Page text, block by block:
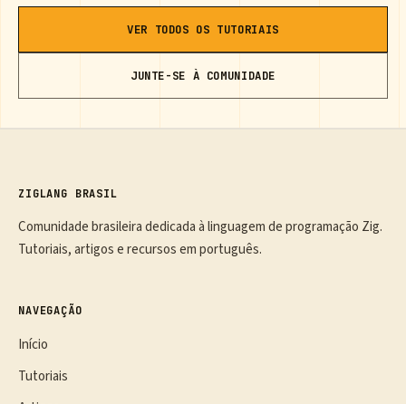
VER TODOS OS TUTORIAIS
JUNTE-SE À COMUNIDADE
ZIGLANG BRASIL
Comunidade brasileira dedicada à linguagem de programação Zig.
Tutoriais, artigos e recursos em português.
NAVEGAÇÃO
Início
Tutoriais